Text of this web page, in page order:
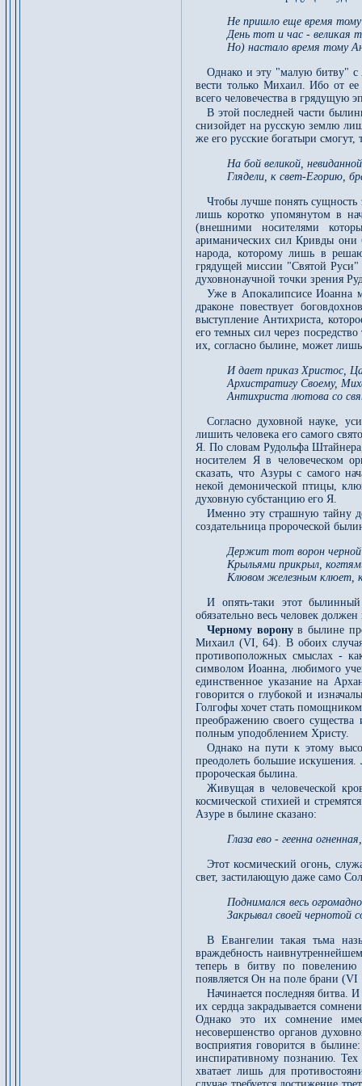
Не пришло еще время
День тот и час - великая
Но) настало время тому
Однако и эту "малую битву" с
вести только Михаил. Ибо от ее
всего человечества в грядущую
В этой последней части
снизойдет на русскую землю
же его русские богатыри
На бой великой,
Глядели, к свет-Егорию,
Чтобы лучше понять сущность
лишь коротко упомянутом в
(внешними носителями
ариманических сил Кривды они
народа, которому лишь в
грядущей миссии "Святой Руси"
духовнонаучной точки зрения
Уже в Апокалипсисе Иоанна
драконе повествует
выступление Антихриста,
его темных сил через
их, согласно былине, может
И дает приказ Христос,
Архистратигу Своему,
Антихриста лютова со
Согласно духовной науке,
лишить человека его самого
Я. По словам Рудольфа
носителем Я в человеческом
сказать, что Азуры с самого
некой демонической птицы,
духовную субстанцию его Я.
Именно эту страшную тайну
создательница пророческой
Держит тот ворон черной
Крыльями прикрыл,
Клювом железным клюет,
И опять-таки этот
обязательно весь человек
Черному воронув былине
Михаил (VI, 64). В обоих
противоположных смыслах -
символом Иоанна, любимого
единственное указание на
говорится о глубокой и
Голгофы хочет стать
преображению своего существа
полным уподоблением Христу.
Однако на пути к этому
преодолеть большие искушения.
пророческая былина.
Живущая в человеческой
космической стихией и
Азуре в былине сказано:
Глаза ево - геенна
Этот космический огонь,
свет, застилающую даже само
Поднимался весь
Закрывал своей чернотой
В Евангелии такая тьма
враждебность
теперь в битву по повелению
появляется Он на поле брани (VI
Начинается последняя битва.
их сердца закрадывается
Однако это их сомнение
несовершенство органов
восприятия говорится в
инспиративному познанию. Тех
хватает лишь для